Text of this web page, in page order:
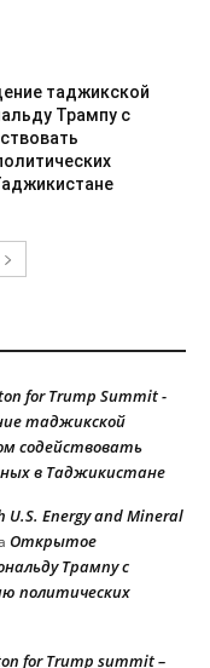
таджикской
Трампу с
for Trump Summit -
таджикской
содействовать
в Таджикистане
U.S. Energy and Mineral
Открытое
Трампу с
политических
for Trump summit –